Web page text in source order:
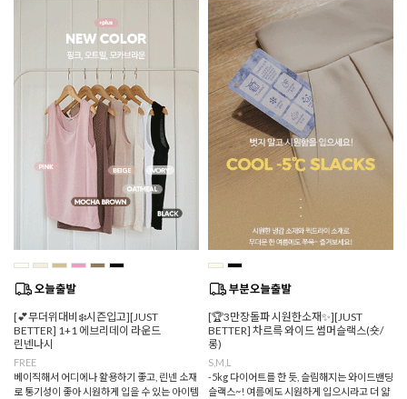
[💕무더위대비❄️시즌입고][JUST
BETTER] 1+1 에브리데이 라운드
린넨나시
FREE
베이직해서 어디에나 활용하기 좋고, 린넨 소재
로 통기성이 좋아 시원하게 입을 수 있는 아이템
[🏆3만장돌파 시원한소재✨][JUST
BETTER] 차르륵 와이드 썸머슬랙스(숏/
롱)
S,M,L
-5kg 다이어트를 한 듯, 슬림해지는 와이드밴딩
슬랙스~! 여름에도 시원하게 입으시라고 더 얇